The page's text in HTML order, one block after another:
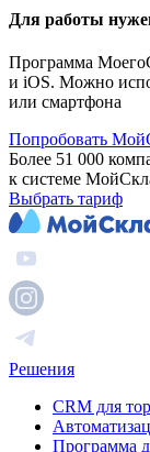
Для работы
Программа
и iOS. Можно
или смартфона
Попробовать
Более 51 000
к системе
Выбрать тариф
Решения
CRM для
Программа